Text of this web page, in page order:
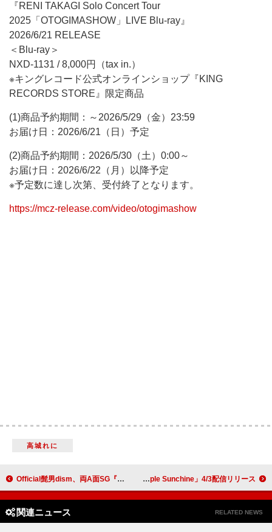
『RENI TAKAGI Solo Concert Tour
2025「OTOGIMASHOW」LIVE Blu-ray』
2026/6/21 RELEASE
＜Blu-ray＞
NXD-1131 / 8,000円（tax in.）
※キングレコード公式オンラインショップ『KING
RECORDS STORE』限定商品
(1)商品予約期間：～2026/5/29（金）23:59
お届け日：2026/6/21（日）予定
(2)商品予約期間：2026/5/30（土）0:00～
お届け日：2026/6/22（月）以降予定
※予定数に達し次第、受付終了となります。
https://mcz-release.com/video/otogimashow
高城れに
Official髭男dism、両A面SG『スターダスト/エルダーフラワー』販売店舗別特典の絵柄を公開 D.A.N.、新曲「Purple Sunchine」4/3配信リリース
関連ニュース RELATED NEWS